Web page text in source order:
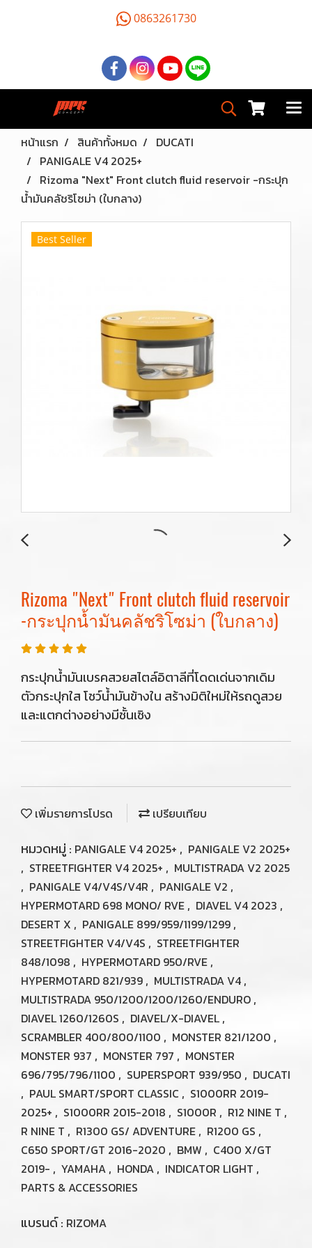
0863261730
หน้าแรก สินค้าทั้งหมด
DUCATI
PANIGALE V4 2025+
Rizoma "Next" Front clutch fluid reservoir -กระปุก
น้ำมันคลัชริโซม่า (ใบกลาง)
Best Seller
Rizoma "Next" Front clutch fluid reservoir
-กระปุกน้ำมันคลัชริโซม่า (ใบกลาง)
กระปุกน้ำมันเบรคสวยสไตล์อิตาลีที่โดดเด่นจากเดิม
ตัวกระปุกใส โชว์น้ำมันข้างใน สร้างมิติใหม่ให้รถดูสวย
และแตกต่างอย่างมีชั้นเชิง
เพิ่มรายการโปรด เปรียบเทียบ
หมวดหมู่ : PANIGALE V4 2025+ , PANIGALE V2 2025+
, STREETFIGHTER V4 2025+ , MULTISTRADA V2 2025
, PANIGALE V4/V4S/V4R , PANIGALE V2 ,
HYPERMOTARD 698 MONO/ RVE , DIAVEL V4 2023 ,
DESERT X , PANIGALE 899/959/1199/1299 ,
STREETFIGHTER V4/V4S , STREETFIGHTER
848/1098 , HYPERMOTARD 950/RVE ,
HYPERMOTARD 821/939 , MULTISTRADA V4 ,
MULTISTRADA 950/1200/1200/1260/ENDURO ,
DIAVEL 1260/1260S , DIAVEL/X-DIAVEL ,
SCRAMBLER 400/800/1100 , MONSTER 821/1200 ,
MONSTER 937 , MONSTER 797 , MONSTER
696/795/796/1100 , SUPERSPORT 939/950 , DUCATI
, PAUL SMART/SPORT CLASSIC , S1000RR 2019-
2025+ , S1000RR 2015-2018 , S1000R , R12 NINE T ,
R NINE T , R1300 GS/ ADVENTURE , R1200 GS ,
C650 SPORT/GT 2016-2020 , BMW , C400 X/GT
2019- , YAMAHA , HONDA , INDICATOR LIGHT ,
PARTS & ACCESSORIES
แบรนด์ : RIZOMA